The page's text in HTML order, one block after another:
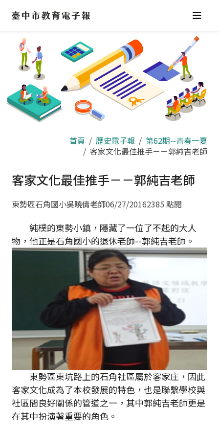
區
首頁 歷史電子報
第62期--青春一夏
客家文化最佳推手－－郭純吉老師
客家文化最佳推手－－郭純吉老師
東勢區石角國小吳曉倩老師06/27/20162385 點閱
純樸的東勢小鎮，隱藏了一位了不起的大人
物，他正是石角國小的退休老師--郭純吉老師。
東勢區東坑路上的石角社區屬於客家庄，因此
客家文化成為了本校發展的特色，也是聯繫學校與
社區間良好關係的管道之一，其中郭純吉老師更是
在其中扮演著重要的角色。